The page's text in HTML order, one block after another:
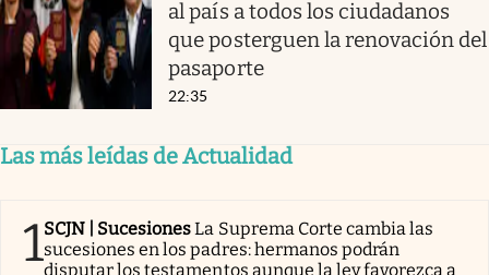
al país a todos los ciudadanos
que posterguen la renovación del
pasaporte
22:35
Las más leídas de Actualidad
1SCJN | SucesionesLa Suprema Corte cambia las
sucesiones en los padres: hermanos podrán
disputar los testamentos aunque la ley favorezca a